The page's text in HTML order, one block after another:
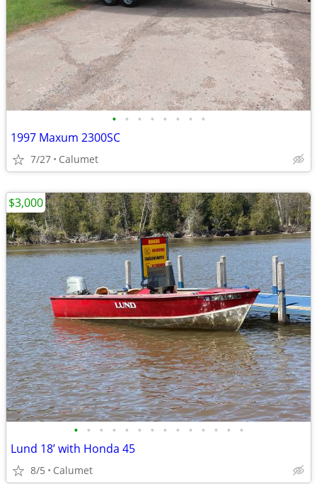
• • • • • • • •
1997 Maxum 2300SC
7/27 Calumet
• • • • • • • • • • • • • •
Lund 18’ with Honda 45
8/5 Calumet
$3,000